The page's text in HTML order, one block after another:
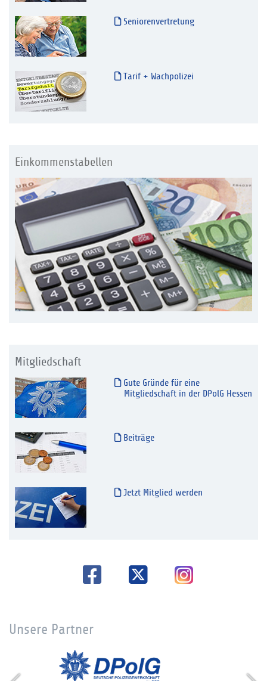
Seniorenvertretung
Tarif + Wachpolizei
Einkommenstabellen
Mitgliedschaft
Gute Gründe für eine
Mitgliedschaft in der DPolG Hessen
Beiträge
Jetzt Mitglied werden
Unsere Partner